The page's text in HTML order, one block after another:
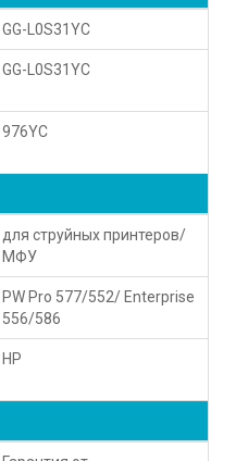
GG-L0S31YC
GG-L0S31YC
976YC
для струйных принтеров/
МФУ
PW Pro 577/552/ Enterprise
556/586
HP